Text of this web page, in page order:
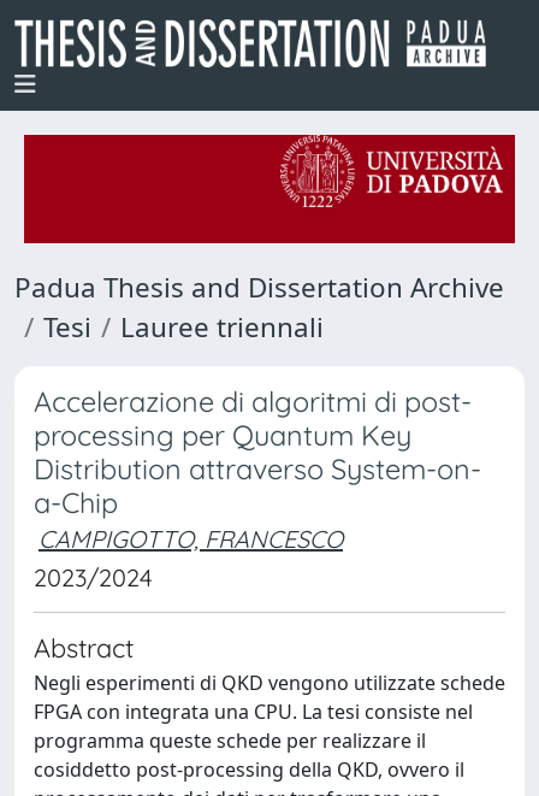
Padua Thesis and Dissertation Archive
Tesi
Lauree triennali
Accelerazione di algoritmi di post-
processing per Quantum Key
Distribution attraverso System-on-
a-Chip
CAMPIGOTTO, FRANCESCO
2023/2024
Abstract
Negli esperimenti di QKD vengono utilizzate schede
FPGA con integrata una CPU. La tesi consiste nel
programma queste schede per realizzare il
cosiddetto post-processing della QKD, ovvero il